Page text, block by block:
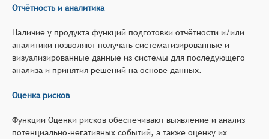
Отчётность и аналитика
Наличие у продукта функций подготовки отчётности и/или
аналитики позволяют получать систематизированные и
визуализированные данные из системы для последующего
анализа и принятия решений на основе данных.
Оценка рисков
Функции Оценки рисков обеспечивают выявление и анализ
потенциально-негативных событий, а также оценку их